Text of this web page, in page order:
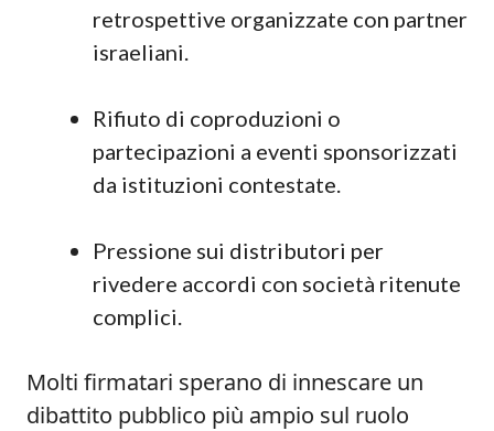
retrospettive organizzate con partner
israeliani.
Rifiuto di coproduzioni o
partecipazioni a eventi sponsorizzati
da istituzioni contestate.
Pressione sui distributori per
rivedere accordi con società ritenute
complici.
Molti firmatari sperano di innescare un
dibattito pubblico più ampio sul ruolo